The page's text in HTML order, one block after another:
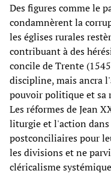
Des figures comme le
condamnèrent la
les églises rurales
contribuant à des
concile de Trente
discipline, mais ancra
pouvoir politique et sa
Les réformes de Jean
liturgie et l'action
postconciliaires pour
les divisions et ne
cléricalisme